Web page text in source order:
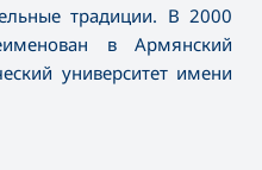
традиции. В 2000
в Армянский
университет имени